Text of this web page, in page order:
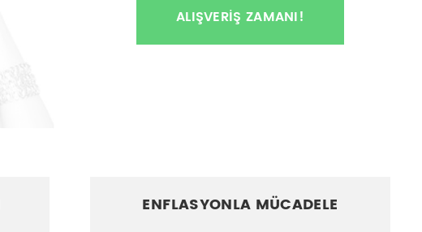
ALIŞVERIŞ ZAMANI!
ENFLASYONLA MÜCADELE